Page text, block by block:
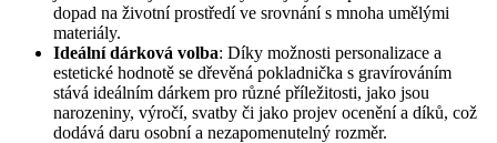
dopad na životní prostředí ve srovnání s mnoha umělými
materiály.
Ideální dárková volba: Díky možnosti personalizace a
estetické hodnotě se dřevěná pokladnička s gravírováním
stává ideálním dárkem pro různé příležitosti, jako jsou
narozeniny, výročí, svatby či jako projev ocenění a díků, což
dodává daru osobní a nezapomenutelný rozměr.